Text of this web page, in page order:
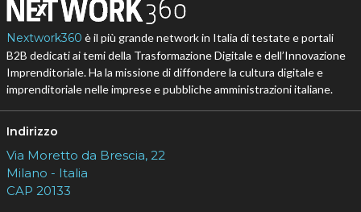
Nextwork360 è il più grande network in Italia di testate e portali
B2B dedicati ai temi della Trasformazione Digitale e dell’Innovazione
Imprenditoriale. Ha la missione di diffondere la cultura digitale e
imprenditoriale nelle imprese e pubbliche amministrazioni italiane.
Indirizzo
Via Moretto da Brescia, 22
Milano - Italia
CAP 20133